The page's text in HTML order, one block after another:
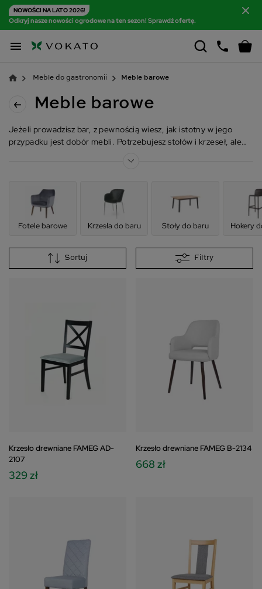
NOWOŚCI NA LATO 2026!
Odkryj nasze nowości ogrodowe na ten sezon! Sprawdź ofertę.

Meble do gastronomii Meble barowe
Meble barowe
Jeżeli prowadzisz bar, z pewnością wiesz, jak istotny w jego
przypadku jest dobór mebli. Potrzebujesz stołów i krzeseł, ale
gościom komfortowe spożycie posiłku i wieczorny relaks w
starannością wykonania i solidnością. Z takimi meblami Twój bar
- wewnątrz i na zewnątrz - będzie tętnił życiem, niezależnie od
pory roku!
Fotele barowe Krzesła do baru Stoły do baru Hokery
Sortuj Filtry
Krzesło drewniane FAMEG AD-
2107
329 zł
Krzesło drewniane FAMEG B-2134
668 zł